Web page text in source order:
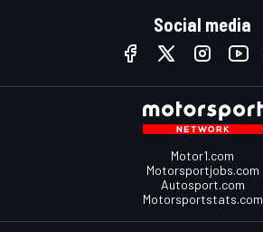
Social media
Motor1.com
Motorsportjobs.com
Autosport.com
Motorsportstats.com